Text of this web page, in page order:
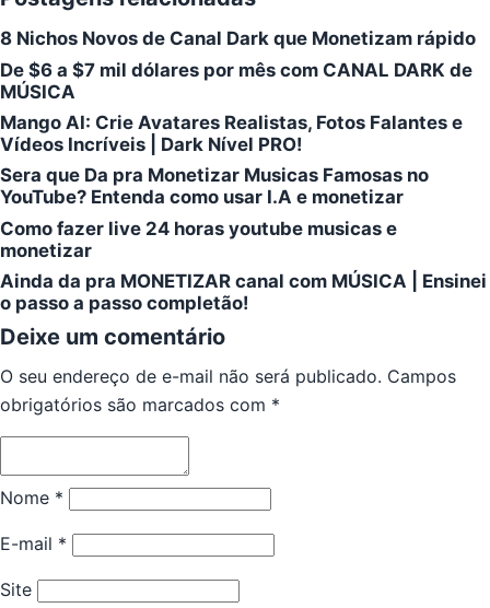
8 Nichos Novos de Canal Dark que Monetizam rápido
De $6 a $7 mil dólares por mês com CANAL DARK de
MÚSICA
Mango AI: Crie Avatares Realistas, Fotos Falantes e
Vídeos Incríveis | Dark Nível PRO!
Sera que Da pra Monetizar Musicas Famosas no
YouTube? Entenda como usar I.A e monetizar
Como fazer live 24 horas youtube musicas e
monetizar
Ainda da pra MONETIZAR canal com MÚSICA | Ensinei
o passo a passo completão!
Deixe um comentário
O seu endereço de e-mail não será publicado. Campos
obrigatórios são marcados com *
Nome *
E-mail *
Site